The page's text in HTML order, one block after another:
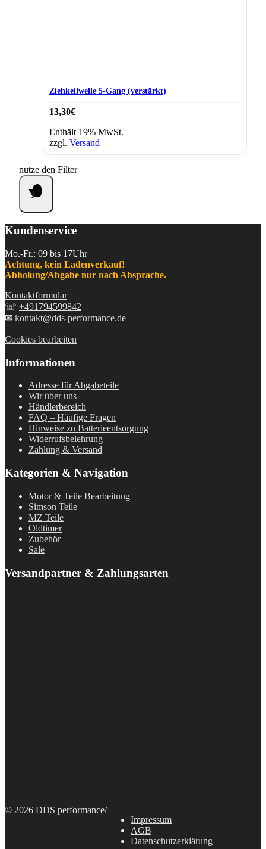
Ziehkeilwelle 5-Gang (verstärkt)
13,30€
Enthält 19% MwSt.
zzgl. Versand
nutze den Filter
Kundenservice
Mo.-Fr.: 09 bis 17Uhr
Achtung, kein Ladenverkauf!
Abholung/Abgabe nur nach Absprache.
Kontaktformular
☏ +491794599842
✉ kontakt@dds-performance.de
Cookies bearbeiten
Informationen
Adresse für Abgabeteile
Wir über uns
Händlerbereich
FAQ – Häufige Fragen
Hinweise zu Batterieentsorgung
Widerrufsbelehrung
Zahlung & Versand
Kategorien & Navigation
Motor & Teile Bearbeitung
Simson Teile
MZ Teile
Oldtimer
Zubehör
Sale
Versandpartner & Zahlungsarten
© 2026 DDS performance/
Impressum
AGB
Datenschutzerklärung